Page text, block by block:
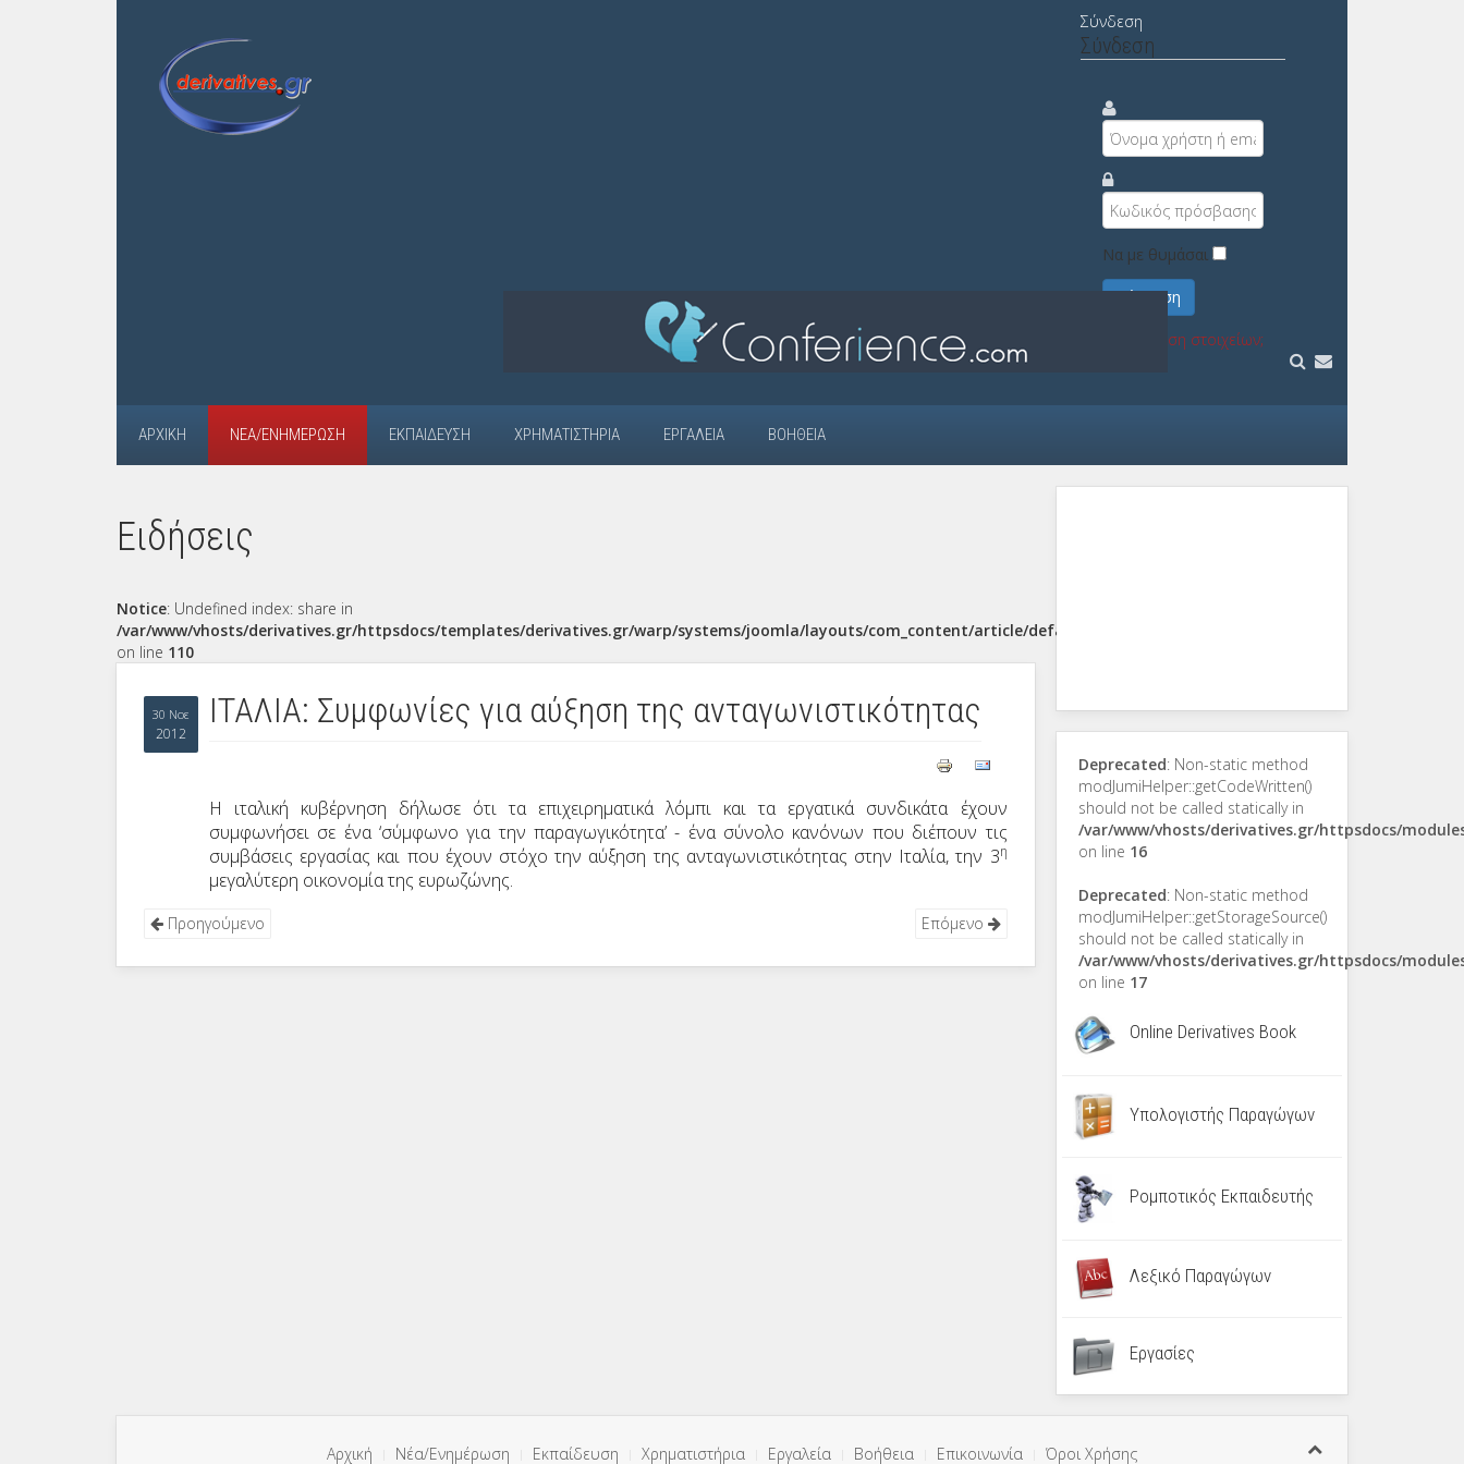
Σύνδεση
Σύνδεση
Να με θυμάσαι
Σύνδεση
Υπενθύμιση στοιχείων;
ΑΡΧΙΚΉ ΝΈΑ/ΕΝΗΜΈΡΩΣΗ ΕΚΠΑΊΔΕΥΣΗ ΧΡΗΜΑΤΙΣΤΉΡΙΑ ΕΡΓΑΛΕΊΑ ΒΟΉΘΕΙΑ
Ειδήσεις
Notice: Undefined index: share in
/var/www/vhosts/derivatives.gr/httpsdocs/templates/derivatives.gr/warp/systems/joomla/layouts/com_content/article/default.php
on line 110
30 Νοε
2012
ΙΤΑΛΙΑ: Συμφωνίες για αύξηση της ανταγωνιστικότητας
Η ιταλική κυβέρνηση δήλωσε ότι τα επιχειρηματικά λόμπι και τα εργατικά συνδικάτα έχουν
συμφωνήσει σε ένα ‘σύμφωνο για την παραγωγικότητα’ - ένα σύνολο κανόνων που διέπουν τις
συμβάσεις εργασίας και που έχουν στόχο την αύξηση της ανταγωνιστικότητας στην Ιταλία, την 3η
μεγαλύτερη οικονομία της ευρωζώνης.
Προηγούμενο Επόμενο
Deprecated: Non-static method
modJumiHelper::getCodeWritten()
should not be called statically in
/var/www/vhosts/derivatives.gr/httpsdocs/
on line 16
Deprecated: Non-static method
modJumiHelper::getStorageSource()
should not be called statically in
/var/www/vhosts/derivatives.gr/httpsdocs/
on line 17
Online Derivatives Book
Υπολογιστής Παραγώγων
Ρομποτικός Εκπαιδευτής
Λεξικό Παραγώγων
Εργασίες
Αρχική Νέα/Ενημέρωση Εκπαίδευση Χρηματιστήρια Εργαλεία Βοήθεια Επικοινωνία Όροι Χρήσης